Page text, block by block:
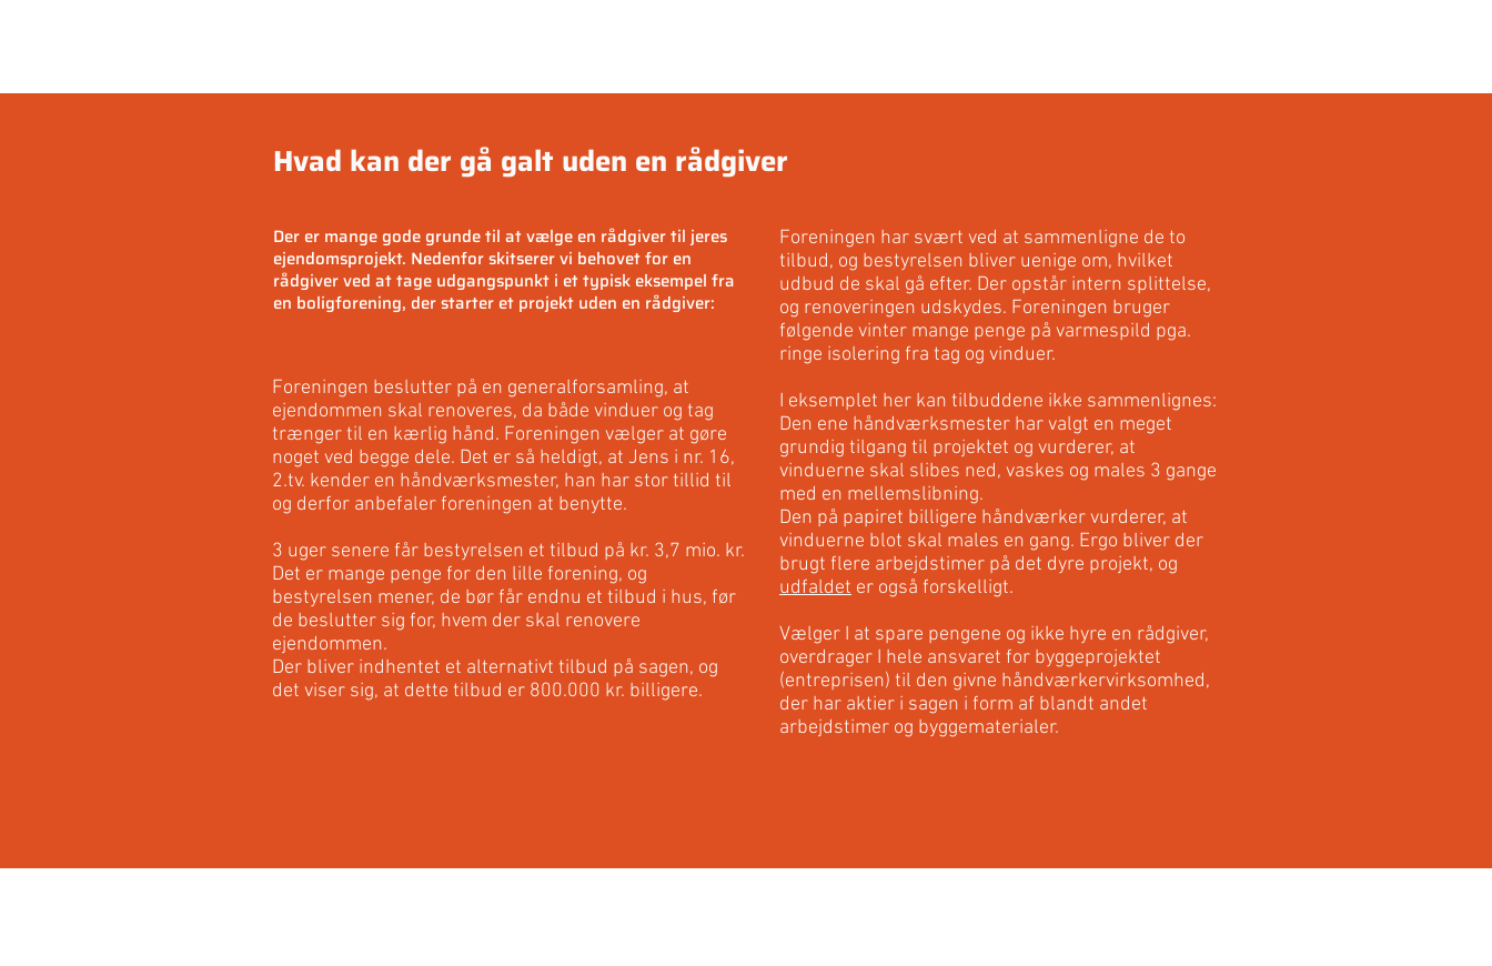
Hvad kan der gå galt uden en rådgiver
Der er mange gode grunde til at vælge en rådgiver til jeres
ejendomsprojekt. Nedenfor skitserer vi behovet for en
rådgiver ved at tage udgangspunkt i et typisk eksempel fra
en boligforening, der starter et projekt uden en rådgiver:
Foreningen har svært ved at sammenligne de to
tilbud, og bestyrelsen bliver uenige om, hvilket
udbud de skal gå efter. Der opstår intern splittelse,
og renoveringen udskydes. Foreningen bruger
følgende vinter mange penge på varmespild pga.
ringe isolering fra tag og vinduer.
I eksemplet her kan tilbuddene ikke sammenlignes:
Den ene håndværksmester har valgt en meget
grundig tilgang til projektet og vurderer, at
vinduerne skal slibes ned, vaskes og males 3 gange
med en mellemslibning.
Den på papiret billigere håndværker vurderer, at
vinduerne blot skal males en gang. Ergo bliver der
brugt flere arbejdstimer på det dyre projekt, og
udfaldet er også forskelligt.
Vælger I at spare pengene og ikke hyre en rådgiver,
overdrager I hele ansvaret for byggeprojektet
(entreprisen) til den givne håndværkervirksomhed,
der har aktier i sagen i form af blandt andet
arbejdstimer og byggematerialer.
Foreningen beslutter på en generalforsamling, at
ejendommen skal renoveres, da både vinduer og tag
trænger til en kærlig hånd. Foreningen vælger at gøre
noget ved begge dele. Det er så heldigt, at Jens i nr. 16,
2.tv. kender en håndværksmester, han har stor tillid til
og derfor anbefaler foreningen at benytte.
3 uger senere får bestyrelsen et tilbud på kr. 3,7 mio. kr.
Det er mange penge for den lille forening, og
bestyrelsen mener, de bør får endnu et tilbud i hus, før
de beslutter sig for, hvem der skal renovere
ejendommen.
Der bliver indhentet et alternativt tilbud på sagen, og
det viser sig, at dette tilbud er 800.000 kr. billigere.